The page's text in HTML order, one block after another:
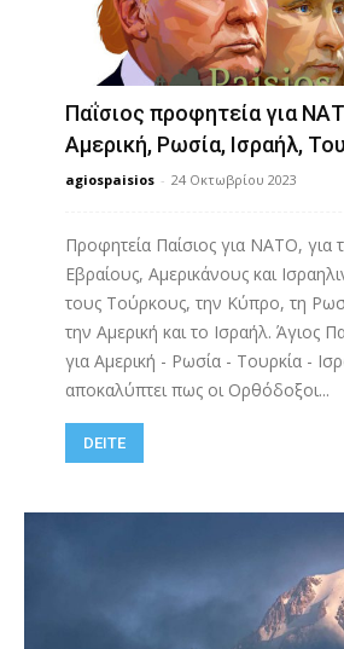
Παΐσιος προφητεία για
Αμερική, Ρωσία, Ισραήλ,
agiospaisios - 24 Οκτωβρίου 2023
Προφητεία Παίσιος για ΝΑΤΟ, για
Εβραίους, Αμερικάνους και
τους Τούρκους, την Κύπρο, τη
την Αμερική και το Ισραήλ. Άγιος
για Αμερική - Ρωσία - Τουρκία -
αποκαλύπτει πως οι Ορθόδοξοι...
DEITE